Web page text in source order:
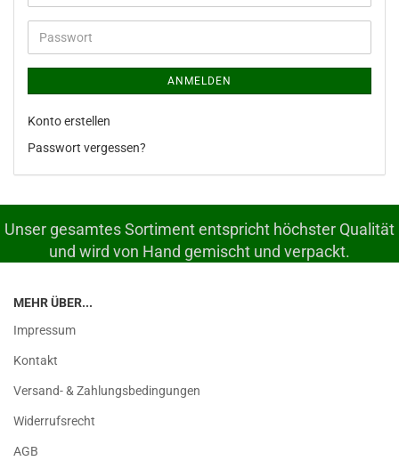
Mail-
Adresse
Passwort
ANMELDEN
Konto erstellen
Passwort vergessen?
Unser gesamtes Sortiment entspricht höchster Qualität
und wird von Hand gemischt und verpackt.
MEHR ÜBER...
Impressum
Kontakt
Versand- & Zahlungsbedingungen
Widerrufsrecht
AGB